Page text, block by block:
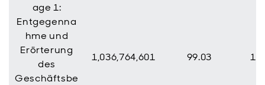
age 1:
Entgegenna
hme und
Erörterung
des
Geschäftsbe
1,036,764,601 99.03